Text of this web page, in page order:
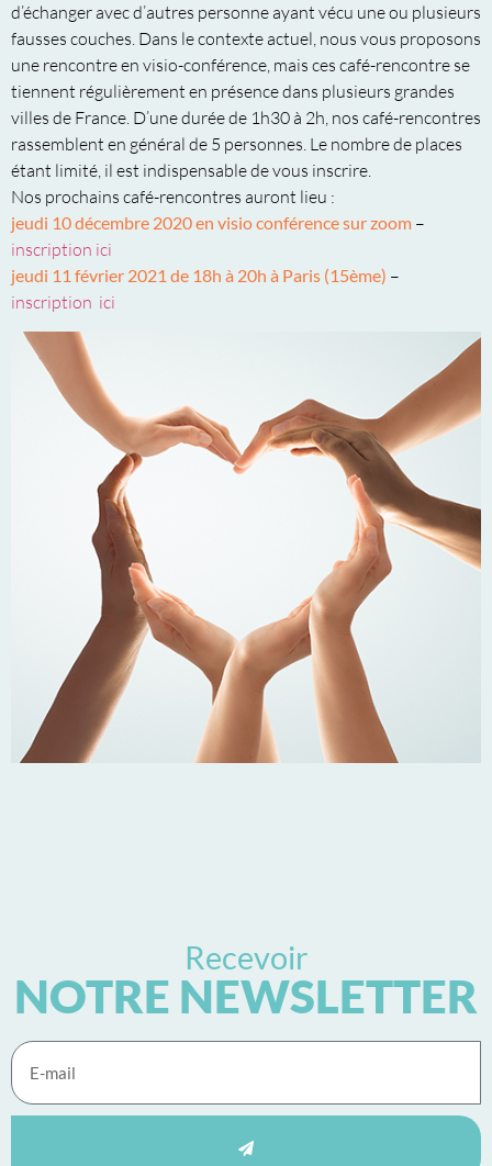
d’échanger avec d’autres personne ayant vécu une ou plusieurs
fausses couches. Dans le contexte actuel, nous vous proposons
une rencontre en visio-conférence, mais ces café-rencontre se
tiennent régulièrement en présence dans plusieurs grandes
villes de France. D’une durée de 1h30 à 2h, nos café-rencontres
rassemblent en général de 5 personnes. Le nombre de places
étant limité, il est indispensable de vous inscrire.
Nos prochains café-rencontres auront lieu :
jeudi 10 décembre 2020 en visio conférence sur zoom –
inscription ici
jeudi 11 février 2021 de 18h à 20h à Paris (15ème) –
inscription ici
Recevoir
NOTRE NEWSLETTER